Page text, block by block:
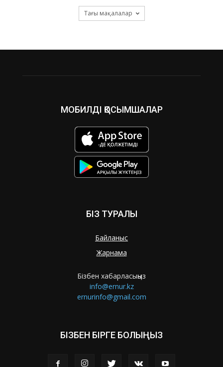
Тағы мақалалар
МОБИЛДІ ҚОСЫМШАЛАР
БІЗ ТУРАЛЫ
Байланыс
Жарнама
Бізбен хабарласыңыз
info@ernur.kz
ernurinfo@gmail.com
БІЗБЕН БІРГЕ БОЛЫҢЫЗ